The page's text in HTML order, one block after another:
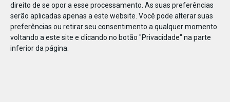
direito de se opor a esse processamento. As suas preferências
serão aplicadas apenas a este website. Você pode alterar suas
preferências ou retirar seu consentimento a qualquer momento
voltando a este site e clicando no botão "Privacidade" na parte
inferior da página.